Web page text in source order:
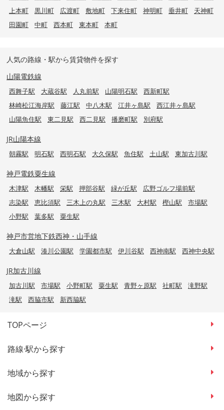
上本町
黒川町 広渡町 敷地町 下来住町 神明町 垂井町
天神町
田園町
中町 西本町 東本町 本町
人気の路線・駅から賃貸物件を探す
山陽電鉄線
西舞子駅 大蔵谷駅 人丸前駅 山陽明石駅
西新町駅
林崎松江海岸駅
藤江駅 中八木駅 江井ヶ島駅
西江井ヶ島駅
山陽魚住駅
東二見駅 西二見駅 播磨町駅 別府駅
JR山陽本線
朝霧駅 明石駅 西明石駅 大久保駅 魚住駅 土山駅 東加古川駅
神戸電鉄粟生線
木津駅 木幡駅 栄駅 押部谷駅 緑が丘駅
広野ゴルフ場前駅
志染駅
恵比須駅 三木上の丸駅 三木駅 大村駅 樫山駅
市場駅
小野駅
葉多駅 粟生駅
神戸市営地下鉄西神・山手線
大倉山駅 湊川公園駅 学園都市駅 伊川谷駅 西神南駅 西神中央駅
JR加古川線
加古川駅 市場駅 小野町駅 粟生駅 青野ヶ原駅 社町駅
滝野駅
滝駅
西脇市駅 新西脇駅
TOPページ
路線·駅から探す
地域から探す
地図から探す